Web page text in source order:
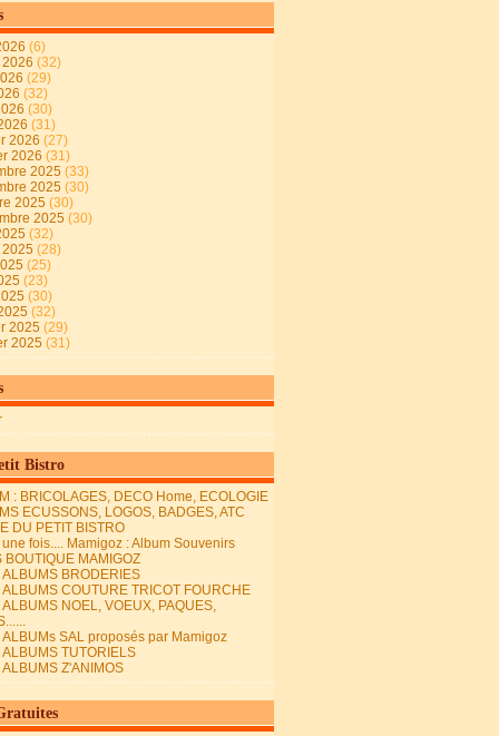
(6)
(32)
(29)
(32)
(30)
(31)
2026 (27)
2026 (31)
2025 (33)
2025 (30)
2025 (30)
2025 (30)
(32)
(28)
(25)
(23)
(30)
(32)
2025 (29)
2025 (31)
Bistro
: BRICOLAGES, DECO Home, ECOLOGIE
ECUSSONS, LOGOS, BADGES, ATC
DU PETIT BISTRO
fois.... Mamigoz : Album Souvenirs
BOUTIQUE MAMIGOZ
ALBUMS BRODERIES
ALBUMS COUTURE TRICOT FOURCHE
ALBUMS NOEL, VOEUX, PAQUES,
ALBUMs SAL proposés par Mamigoz
ALBUMS TUTORIELS
ALBUMS Z'ANIMOS